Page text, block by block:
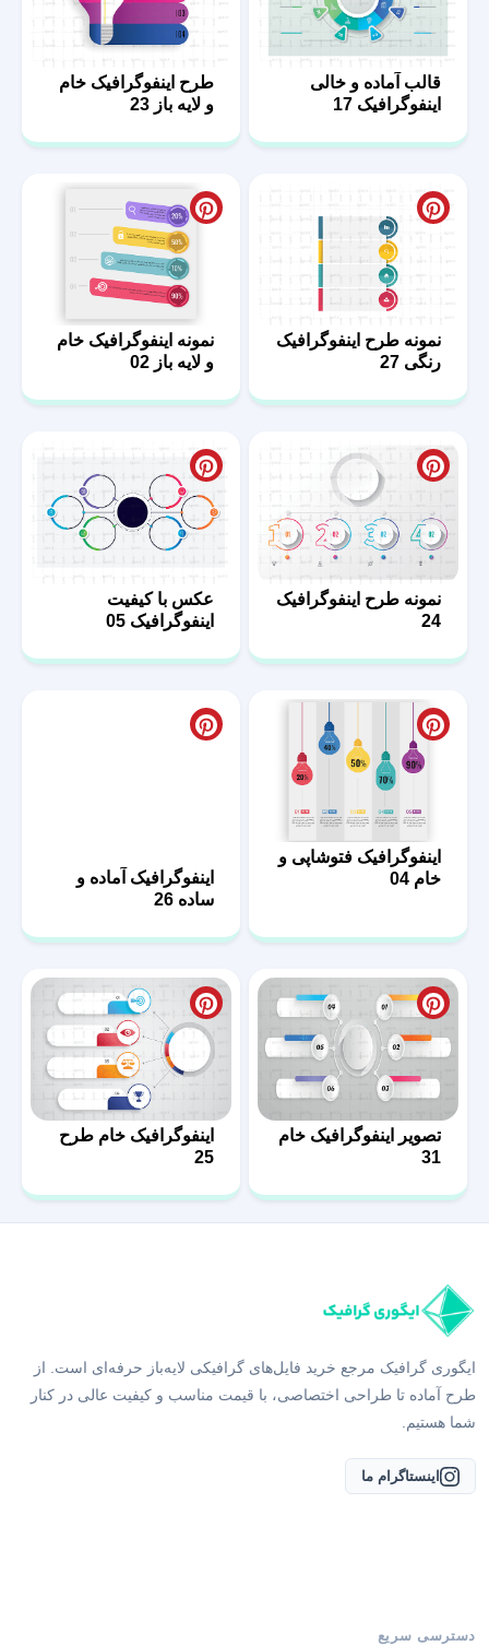
قالب آماده و خالی
اینفوگرافیک 17
طرح اینفوگرافیک خام
و لایه باز 23
نمونه طرح اینفوگرافیک
رنگی 27
نمونه اینفوگرافیک خام
و لایه باز 02
نمونه طرح اینفوگرافیک
24
عکس با کیفیت
اینفوگرافیک 05
اینفوگرافیک فتوشاپی و
خام 04
اینفوگرافیک آماده و
ساده 26
تصویر اینفوگرافیک خام
31
اینفوگرافیک خام طرح
25
ایگوری گرافیک مرجع خرید فایل‌های گرافیکی لایه‌باز حرفه‌ای است. از
طرح آماده تا طراحی اختصاصی، با قیمت مناسب و کیفیت عالی در کنار
شما هستیم.
اینستاگرام ما
دسترسی سریع